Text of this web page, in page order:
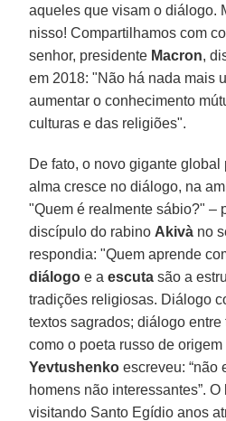
aqueles que visam o diálogo.
nisso! Compartilhamos com
senhor, presidente Macron,
em 2018: "Não há nada mais
aumentar o conhecimento
culturas e das religiões".
De fato, o novo gigante global
alma cresce no diálogo, na
"Quem é realmente sábio?" –
discípulo do rabino Akivà no
respondia: "Quem aprende
diálogo e aescuta são a
tradições religiosas. Diálogo
textos sagrados; diálogo
como o poeta russo de
Yevtushenko escreveu: “não
homens não interessantes”. O
visitando Santo Egídio anos